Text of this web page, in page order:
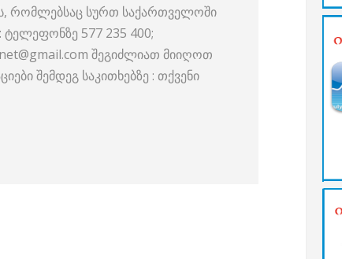
რომლებსაც სურთ საქართველოში
ტელეფონზე 577 235 400;
შეგიძლიათ მიიღოთ
შემდეგ საკითხებზე : თქვენი